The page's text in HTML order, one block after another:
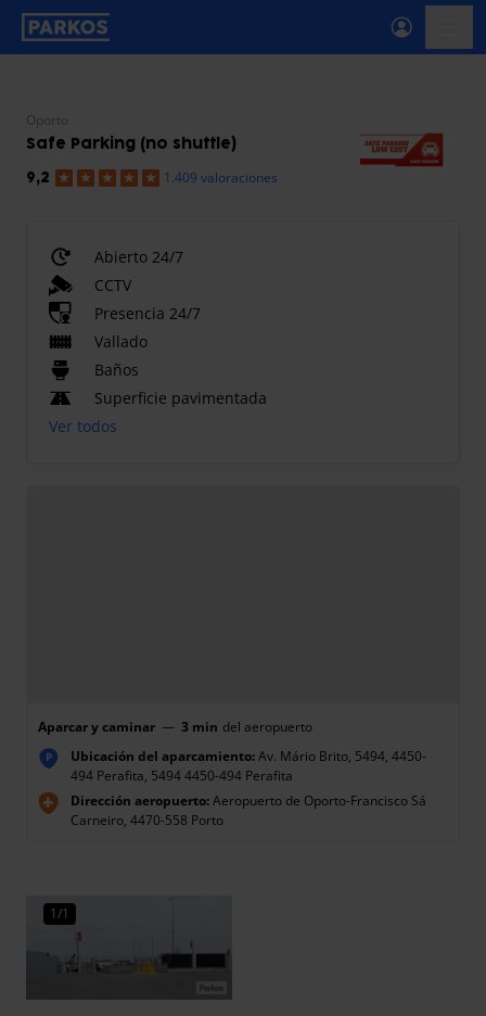
etiqueta-de-navegación-principal
Oporto
Safe Parking (no shuttle)
9,2 1.409 valoraciones
Abierto 24/7
CCTV
Presencia 24/7
Vallado
Baños
Superficie pavimentada
Ver todos
Aparcar y caminar — 3 min del aeropuerto
P Ubicación del aparcamiento:Av. Mário Brito, 5494, 4450-
494 Perafita, 5494 4450-494 Perafita
Dirección aeropuerto:Aeropuerto de Oporto-Francisco Sá
Carneiro, 4470-558 Porto
1/1